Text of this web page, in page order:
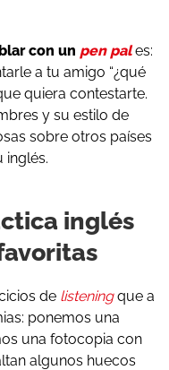
con un pen pales:
a tu amigo “¿qué
quiera contestarte.
y su estilo de
sobre otros países
inglés.
inglés
de listeningque a
ponemos una
una fotocopia con
algunos huecos